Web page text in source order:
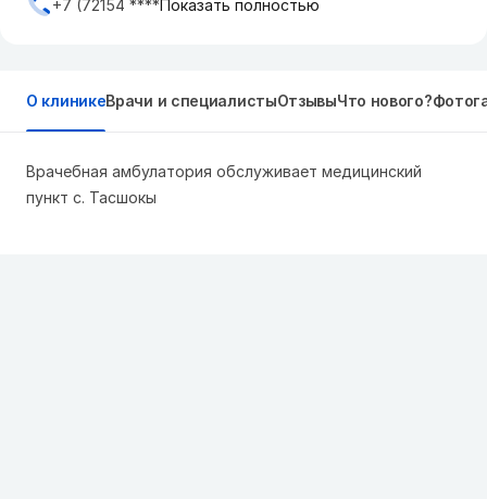
+7 (72154 ****Показать полностью
О клиникеВрачи и специалистыОтзывыЧто нового?
Врачебная амбулатория обслуживает медицинский
пункт с. Тасшокы